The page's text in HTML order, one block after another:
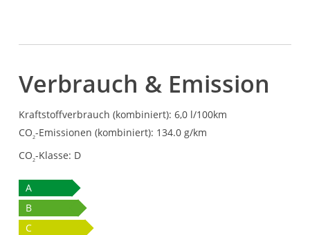
Verbrauch & Emission
Kraftstoffverbrauch (kombiniert): 6,0 l/100km
CO2-Emissionen (kombiniert): 134.0 g/km
CO2-Klasse: D
A
B
C